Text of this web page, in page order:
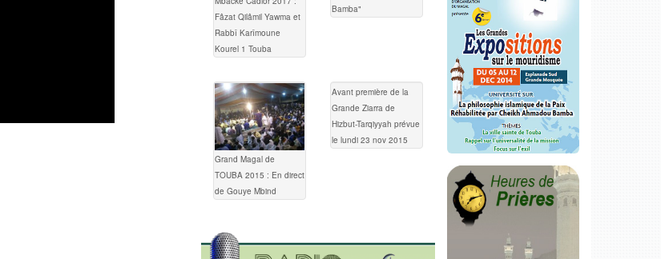
Fâzat Qilâmil Yawma et
Rabbî Karîmoune
Kourel 1 Touba
Bamba"
Grand Magal de
TOUBA 2015 : En direct
de Gouye Mbind
Avant première de la
Grande Ziarra de
Hizbut-Tarqiyyah prévue
le lundi 23 nov 2015